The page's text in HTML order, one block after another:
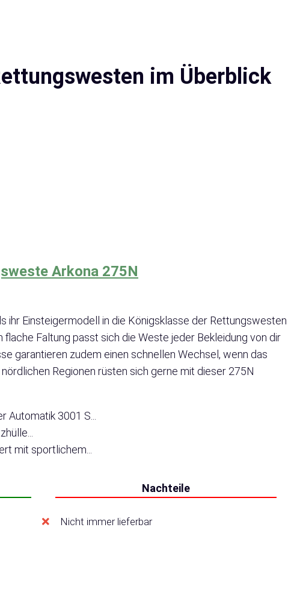
im Überblick
Arkona 275N
ihr Einsteigermodell in die Königsklasse der Rettungswesten
Faltung passt sich die Weste jeder Bekleidung von dir
garantieren zudem einen schnellen Wechsel, wenn das
Regionen rüsten sich gerne mit dieser 275N
3001 S...
mit sportlichem...
Nachteile
Nicht immer lieferbar